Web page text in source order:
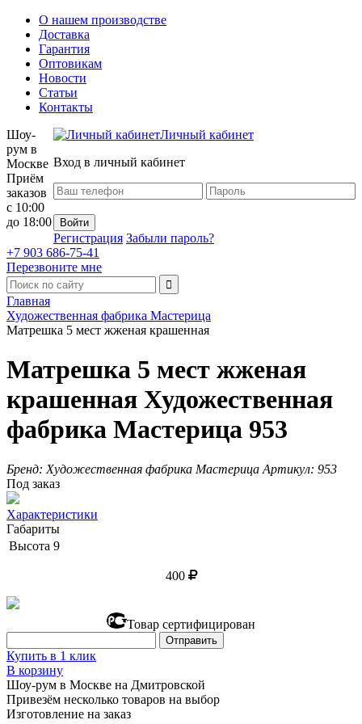
О нашем производстве
Доставка
Гарантия
Оптовикам
Новости
Статьи
Контакты
Личный кабинет
Вход в личный кабинет
Регистрация Забыли пароль?
Шоу-
рум в
Москве
Приём
заказов
с 10:00
до 18:00
+7 903 686-75-41
Перезвоните мне
Главная
Художественная фабрика Мастерица
Матрешка 5 мест жженая крашенная
Матрешка 5 мест жженая
крашенная Художественная
фабрика Мастерица 953
Бренд: Художественная фабрика Мастерица Артикул: 953
Под заказ
Характеристики
Габариты
Высота 9
400
Товар сертифицирован
Купить в 1 клик
В корзину
Шоу-рум в Москве на Дмитровской
Привезём несколько товаров на выбор
Изготовление на заказ